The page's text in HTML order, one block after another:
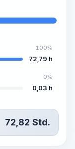
100%
72,79 h
0%
0,03 h
72,82 Std.